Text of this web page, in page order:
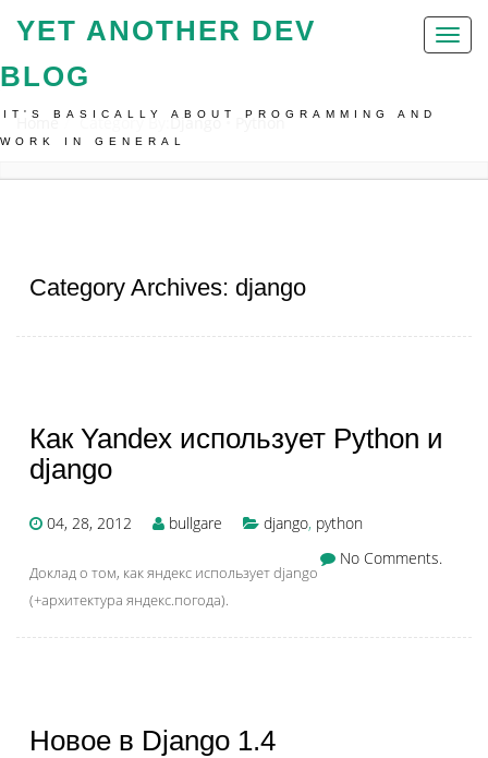
Toggle
YET ANOTHER DEV
BLOG
IT'S BASICALLY ABOUT PROGRAMMING AND
WORK IN GENERAL
Home Category By: Django • Python
Category Archives: django
Как Yandex использует Python и
django
04, 28, 2012 bullgare django, python
No Comments.
Доклад о том, как яндекс использует django
(+архитектура яндекс.погода).
Новое в Django 1.4